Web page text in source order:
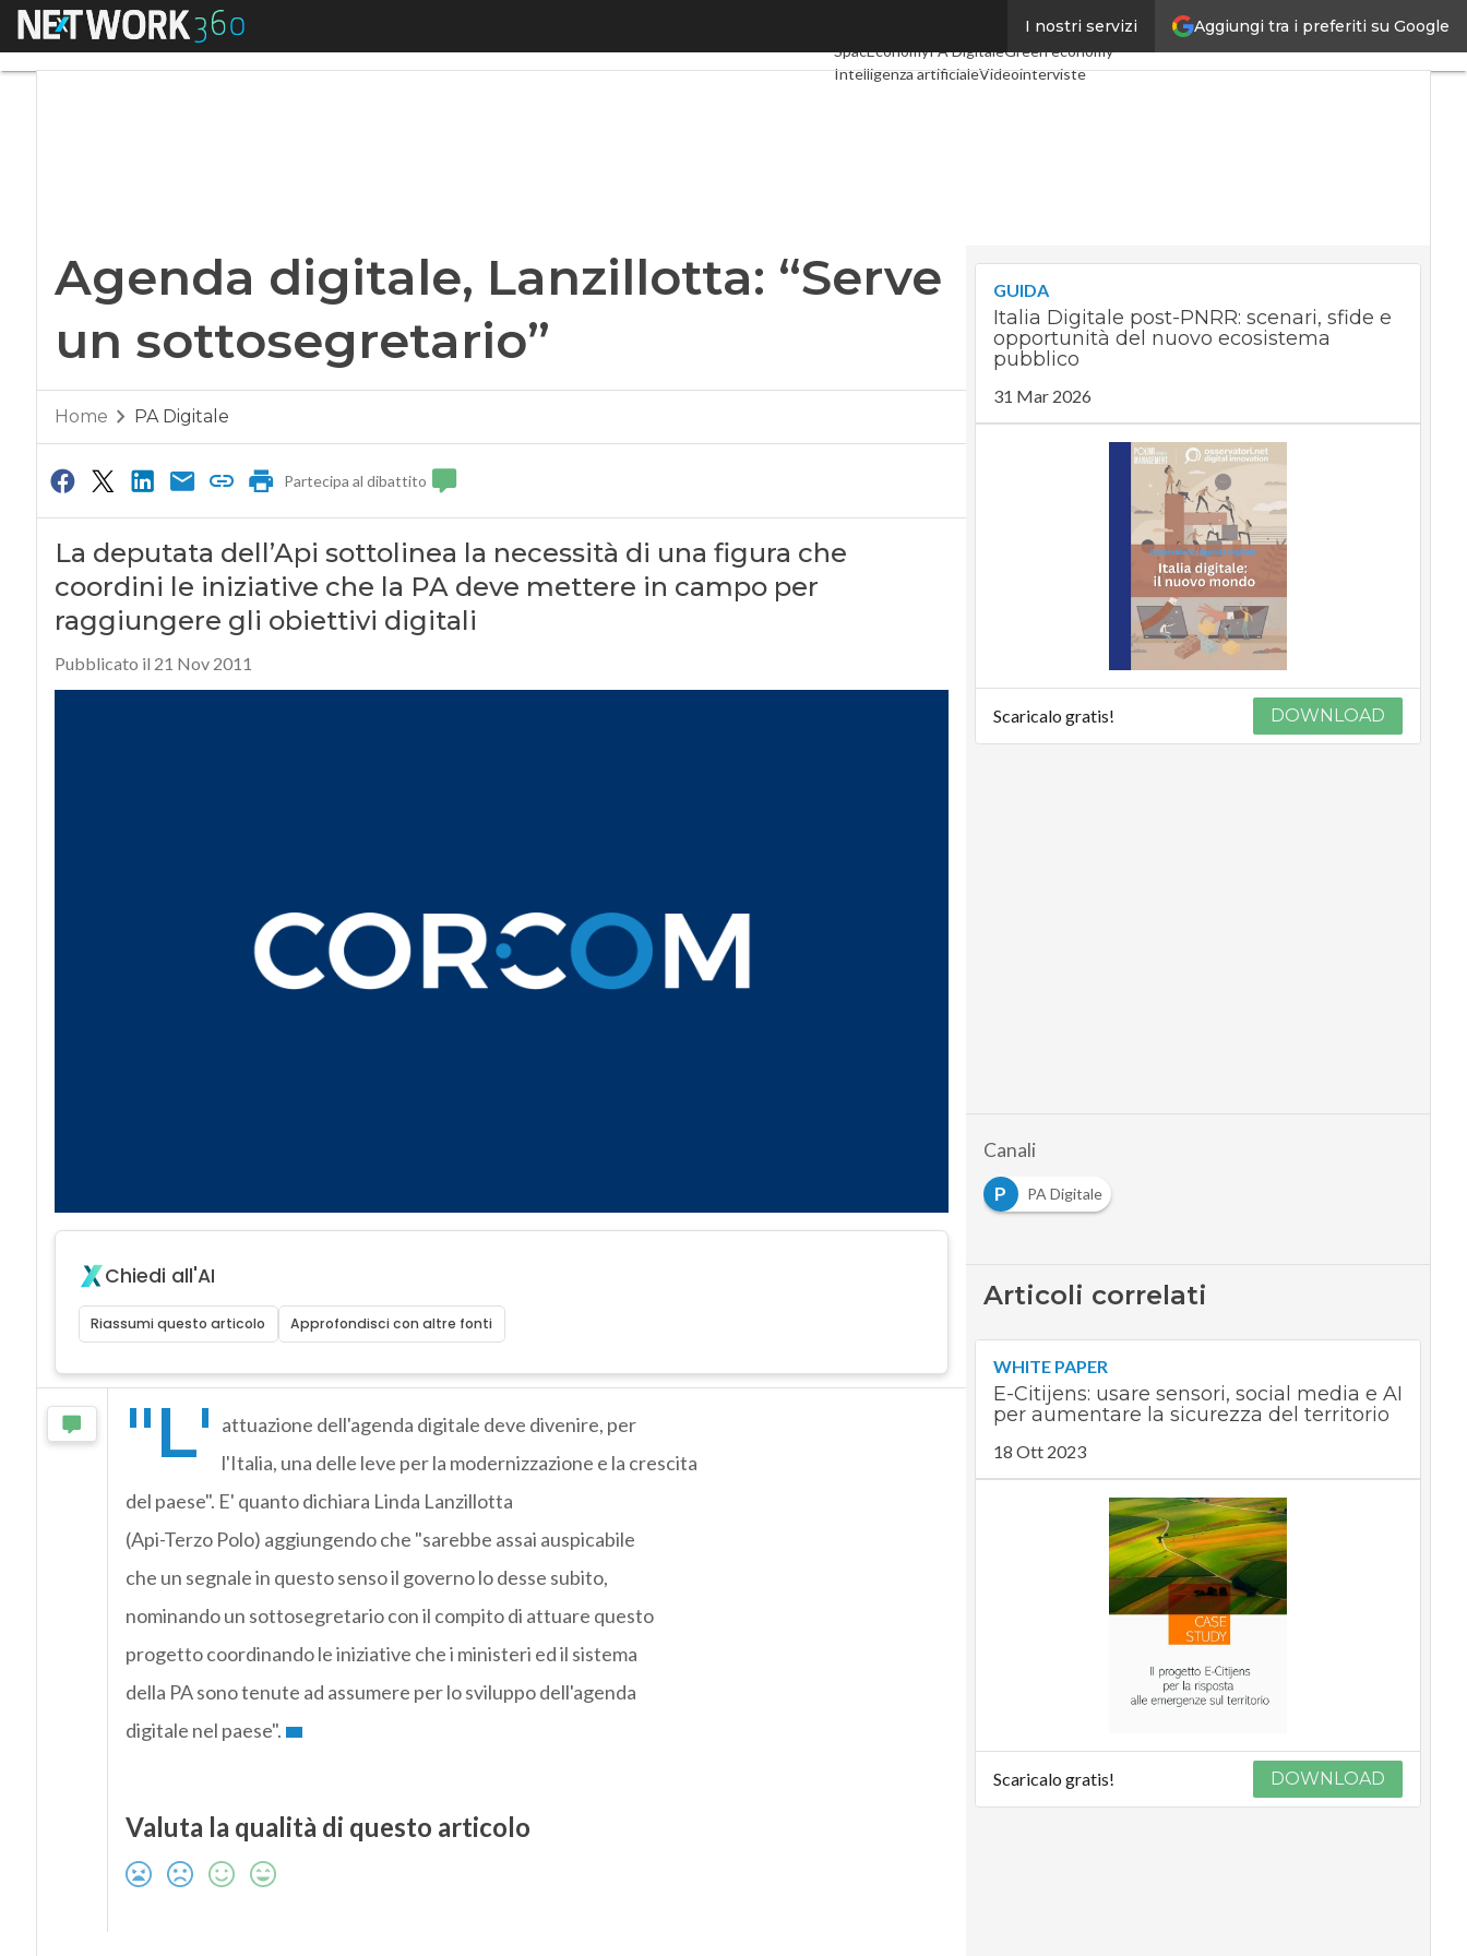
Aggiungi tra i preferiti su Google
I nostri servizi
Menu Digital Economy TelcoIndustria 4.0
SpacEconomyPA DigitaleGreen economy
Intelligenza artificialeVideointerviste
Agenda digitale, Lanzillotta: “Serve
un sottosegretario”
Home PA Digitale
Partecipa al dibattito
La deputata dell’Api sottolinea la necessità di una figura che
coordini le iniziative che la PA deve mettere in campo per
raggiungere gli obiettivi digitali
Pubblicato il 21 Nov 2011
Chiedi all'AI
Riassumi questo articolo Approfondisci con altre fonti
"L' attuazione dell'agenda digitale deve divenire, per
l'Italia, una delle leve per la modernizzazione e la crescita
del paese". E' quanto dichiara Linda Lanzillotta
(Api-Terzo Polo) aggiungendo che "sarebbe assai auspicabile
che un segnale in questo senso il governo lo desse subito,
nominando un sottosegretario con il compito di attuare questo
progetto coordinando le iniziative che i ministeri ed il sistema
della PA sono tenute ad assumere per lo sviluppo dell'agenda
digitale nel paese".
Valuta la qualità di questo articolo
GUIDA
Italia Digitale post-PNRR: scenari, sfide e
opportunità del nuovo ecosistema
pubblico
31 Mar 2026
Scaricalo gratis! DOWNLOAD
Canali
P
PA Digitale
Articoli correlati
WHITE PAPER
E-Citijens: usare sensori, social media e AI
per aumentare la sicurezza del territorio
18 Ott 2023
Scaricalo gratis! DOWNLOAD